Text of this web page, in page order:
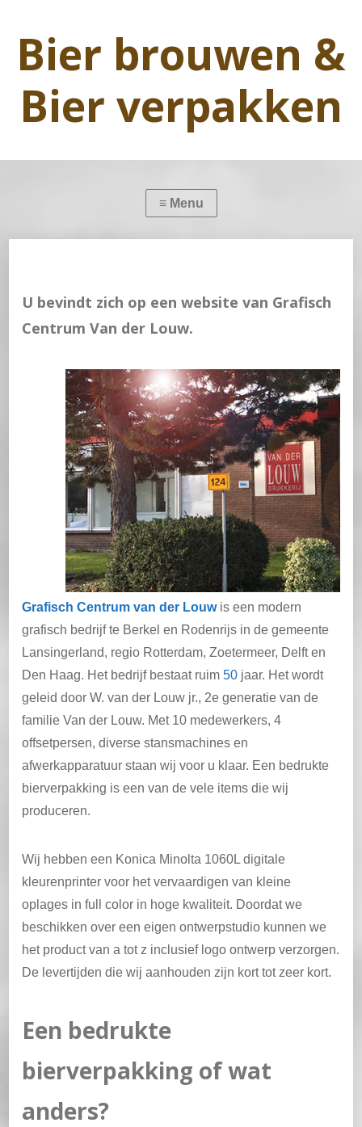
Bier brouwen &
Bier verpakken
U bevindt zich op een website van Grafisch
Centrum Van der Louw.
Grafisch Centrum van der Louwis een modern
grafisch bedrijf te Berkel en Rodenrijs in de gemeente
Lansingerland, regio Rotterdam, Zoetermeer, Delft en
Den Haag. Het bedrijf bestaat ruim50 jaar. Het wordt
geleid door W. van der Louw jr., 2e generatie van de
familie Van der Louw. Met 10 medewerkers, 4
offsetpersen, diverse stansmachines en
afwerkapparatuur staan wij voor u klaar. Een bedrukte
bierverpakking is een van de vele items die wij
produceren.
Wij hebben een Konica Minolta 1060L digitale
kleurenprinter voor het vervaardigen van kleine
oplages in full color in hoge kwaliteit. Doordat we
beschikken over een eigen ontwerpstudio kunnen we
het product van a tot z inclusief logo ontwerp verzorgen.
De levertijden die wij aanhouden zijn kort tot zeer kort.
Een bedrukte
bierverpakking of wat
anders?